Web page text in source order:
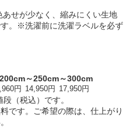
あせが少なく、縮みにくい生地
。※洗濯前に洗濯ラベルを必ず
～250cm～300cm
円 14,950円 17,950円
（税込）です。
です。ご希望の際は、仕上がり